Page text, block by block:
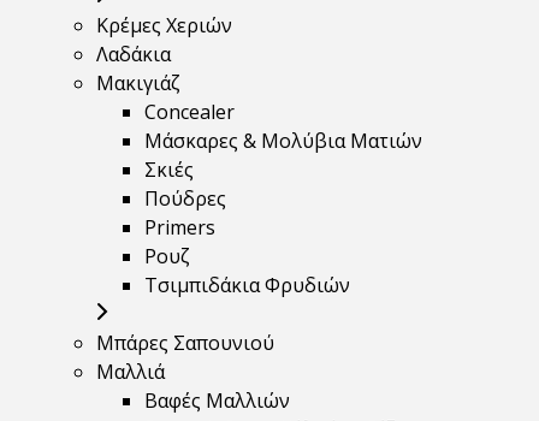
Κρέμες Χεριών
Λαδάκια
Μακιγιάζ
Concealer
Μάσκαρες & Μολύβια Ματιών
Σκιές
Πούδρες
Primers
Ρουζ
Τσιμπιδάκια Φρυδιών
Μπάρες Σαπουνιού
Μαλλιά
Βαφές Μαλλιών